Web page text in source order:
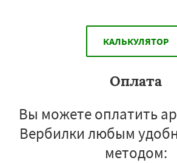
КАЛЬКУЛЯТОР
Оплата
Вы можете оплатить
Вербилки любым
методом: